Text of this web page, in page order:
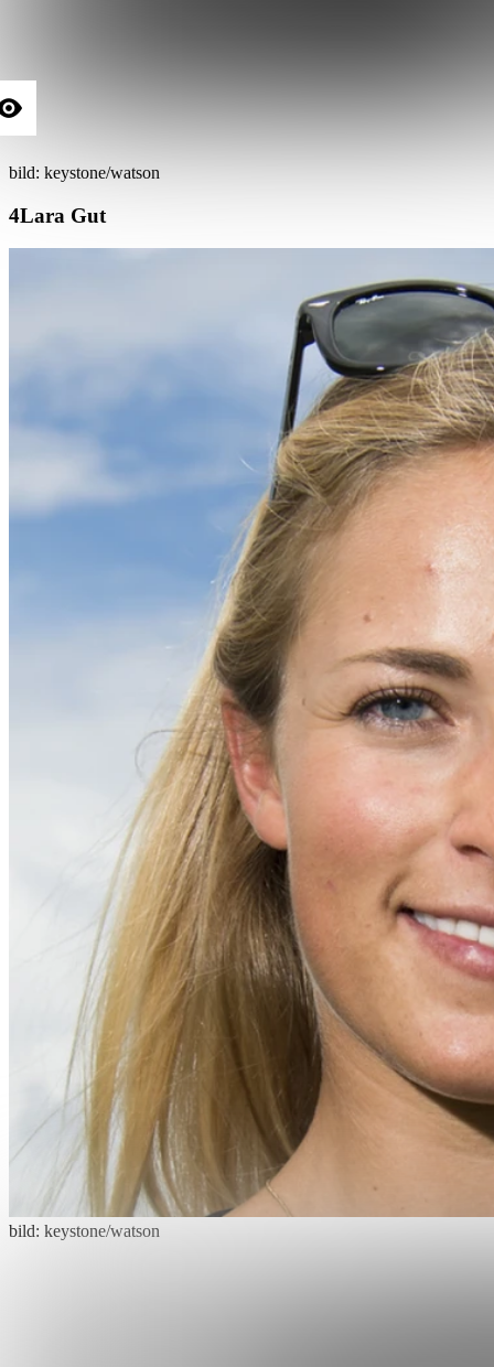
bild: keystone/watson
Lara Gut
bild: keystone/watson